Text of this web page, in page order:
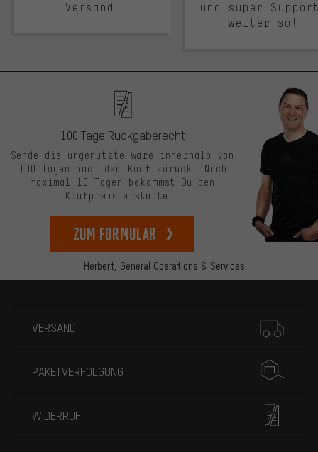
Versand.
und super
Weiter so!
Herbert, General Operations & Services
100 Tage Rückgaberecht
Sende die ungenutzte Ware innerhalb von
100 Tagen nach dem Kauf zurück. Nach
maximal 10 Tagen bekommst Du den
Kaufpreis erstattet.
zum Formular
VERSAND
PAKETVERFOLGUNG
WIDERRUF